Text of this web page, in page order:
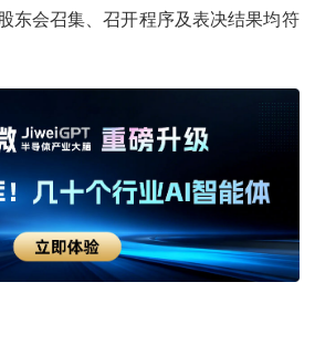
东会召集、召开程序及表决结果均符